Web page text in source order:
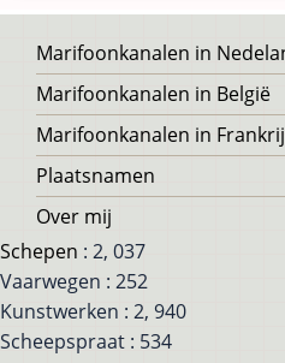
Voet
Marifoonkanalen in
Marifoonkanalen in België
Marifoonkanalen in
Plaatsnamen
Over mij
Schepen : 2, 037
Vaarwegen : 252
Kunstwerken : 2, 940
Scheepspraat : 534